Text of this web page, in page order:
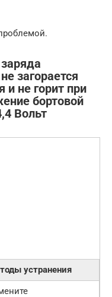
загорается
и не горит при
бортовой
Вольт
устранения